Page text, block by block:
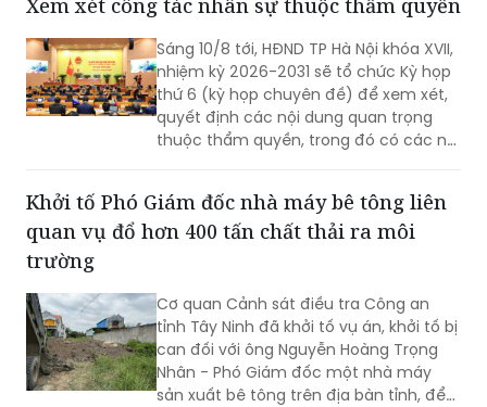
Sáng 10/8 tới, HĐND TP Hà Nội khóa XVII,
nhiệm kỳ 2026-2031 sẽ tổ chức Kỳ họp
thứ 6 (kỳ họp chuyên đề) để xem xét,
quyết định các nội dung quan trọng
thuộc thẩm quyền, trong đó có các nội
Khởi tố Phó Giám đốc nhà máy bê tông liên
quan vụ đổ hơn 400 tấn chất thải ra môi
trường
Cơ quan Cảnh sát điều tra Công an
tỉnh Tây Ninh đã khởi tố vụ án, khởi tố bị
can đối với ông Nguyễn Hoàng Trọng
Nhân - Phó Giám đốc một nhà máy
sản xuất bê tông trên địa bàn tỉnh, để